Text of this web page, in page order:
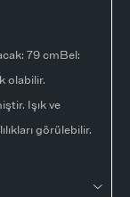
79 cmBel:
olabilir.
Işık ve
görülebilir.